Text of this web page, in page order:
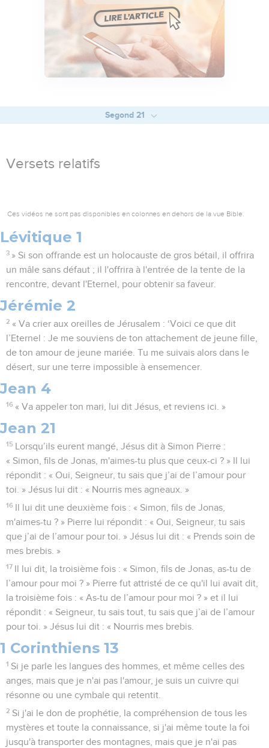
Segond 21
Versets relatifs
Ces vidéos ne sont pas disponibles en colonnes en dehors de la vue Bible.
Lévitique 1
3 » Si son offrande est un holocauste de gros bétail, il offrira
un mâle sans défaut ; il l'offrira à l'entrée de la tente de la
rencontre, devant l'Eternel, pour obtenir sa faveur.
Jérémie 2
2 « Va crier aux oreilles de Jérusalem : ‘Voici ce que dit
l’Eternel : Je me souviens de ton attachement de jeune fille,
de ton amour de jeune mariée. Tu me suivais alors dans le
désert, sur une terre impossible à ensemencer.
Jean 4
16 « Va appeler ton mari, lui dit Jésus, et reviens ici. »
Jean 21
15
Lorsqu’ils eurent mangé, Jésus dit à Simon Pierre :
« Simon, fils de Jonas, m'aimes-tu plus que ceux-ci ? » Il lui
répondit : « Oui, Seigneur, tu sais que j’ai de l’amour pour
toi. » Jésus lui dit : « Nourris mes agneaux. »
16
Il lui dit une deuxième fois : « Simon, fils de Jonas,
m'aimes-tu ? » Pierre lui répondit : « Oui, Seigneur, tu sais
que j’ai de l’amour pour toi. » Jésus lui dit : « Prends soin de
mes brebis. »
17
Il lui dit, la troisième fois : « Simon, fils de Jonas, as-tu de
l’amour pour moi ? » Pierre fut attristé de ce qu'il lui avait dit,
la troisième fois : « As-tu de l’amour pour moi ? » et il lui
répondit : « Seigneur, tu sais tout, tu sais que j’ai de l’amour
pour toi. » Jésus lui dit : « Nourris mes brebis.
1 Corinthiens 13
1 Si je parle les langues des hommes, et même celles des
anges, mais que je n'ai pas l'amour, je suis un cuivre qui
résonne ou une cymbale qui retentit.
2 Si j'ai le don de prophétie, la compréhension de tous les
mystères et toute la connaissance, si j'ai même toute la foi
jusqu'à transporter des montagnes, mais que je n'ai pas